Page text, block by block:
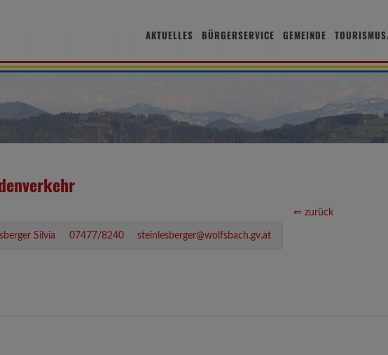
AKTUELLES BÜRGERSERVICE GEMEINDE
Silvia 07477/8240 steinlesberger@wolfsbach.gv.at
⇐ zurück